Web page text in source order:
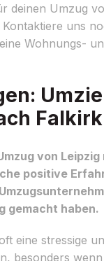
deinen Umzug
uns
Wohnungs-
Falkirk
von Leipzig
positive
gemacht haben.
eine stressige
besonders